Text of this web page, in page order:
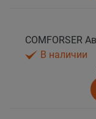
В наличии